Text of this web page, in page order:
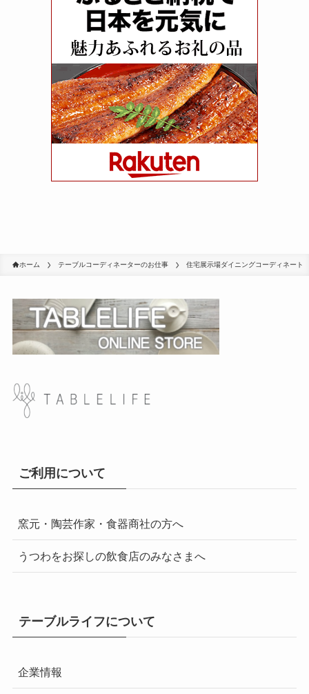
ホーム テーブルコーディネーターのお仕事 住宅展示場ダイニングコーディネート
ご利用について
窯元・陶芸作家・食器商社の方へ
うつわをお探しの飲食店のみなさまへ
テーブルライフについて
企業情報